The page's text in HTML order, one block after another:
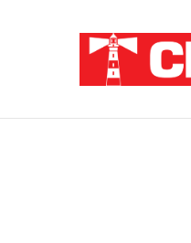
Breaking News